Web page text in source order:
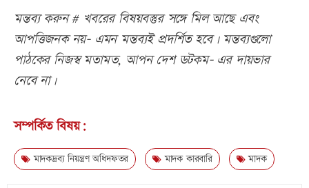
মন্তব্য করুন # খবরের বিষয়বস্তুর সঙ্গে মিল আছে এবং
আপত্তিজনক নয়- এমন মন্তব্যই প্রদর্শিত হবে। মন্তব্যগুলো
পাঠকের নিজস্ব মতামত, আপন দেশ ডটকম- এর দায়ভার
নেবে না।
সম্পর্কিত বিষয়:
মাদকদ্রব্য নিয়ন্ত্রণ অধিদফতর মাদক কারবারি মাদক